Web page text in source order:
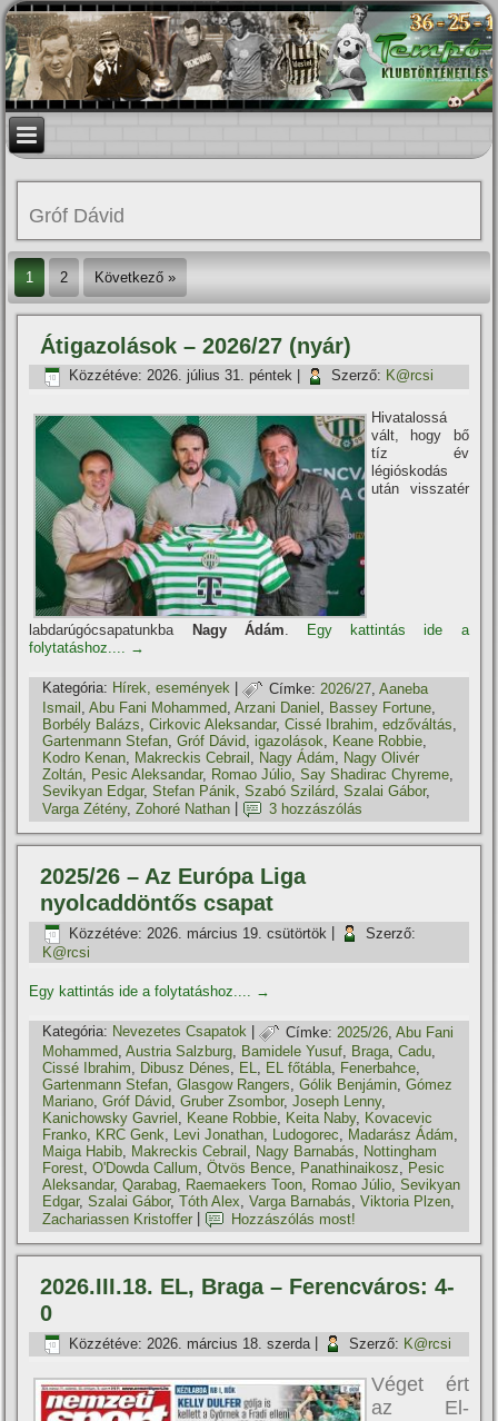
Gróf Dávid
1 2 Következő »
Átigazolások – 2026/27 (nyár)
Közzétéve: 2026. július 31. péntek Szerző: K@rcsi
Hivatalossá
vált, hogy bő
tíz év
légióskodás
után visszatér
labdarúgócsapatunkba Nagy Ádám.
Egy kattintás ide a
folytatáshoz.... →
Kategória: Hí­rek, események | Címke: 2026/27 ,Aaneba
Ismail ,Abu Fani Mohammed,Arzani Daniel , Bassey Fortune,
Borbély Balázs,Cirkovic Aleksandar,Cissé Ibrahim,edzőváltás,
Gartenmann Stefan,Gróf Dávid,igazolások, Keane Robbie,
Kodro Kenan, Makreckis Cebrail , Nagy Ádám, Nagy Olivér
Zoltán, Pesic Aleksandar, Romao Júlio,Say Shadirac Chyreme,
Sevikyan Edgar,Stefan Pánik,Szabó Szilárd,Szalai Gábor,
Varga Zétény,Zohoré Nathan 3 hozzászólás
2025/26 – Az Európa Liga
nyolcaddöntős csapat
Közzétéve: 2026. március 19. csütörtök
Szerző:
K@rcsi
Egy kattintás ide a folytatáshoz.... →
Kategória: Nevezetes Csapatok | Címke: 2025/26 ,Abu Fani
Mohammed,Austria Salzburg, Bamidele Yusuf, Braga,Cadu,
Cissé Ibrahim, Dibusz Dénes, EL, EL főtábla, Fenerbahce,
Gartenmann Stefan,Glasgow Rangers,Gólik Benjámin,Gómez
Mariano,Gróf Dávid,Gruber Zsombor,Joseph Lenny,
Kanichowsky Gavriel , Keane Robbie, Keita Naby, Kovacevic
Franko, KRC Genk, Levi Jonathan, Ludogorec, Madarász Ádám,
Maiga Habib, Makreckis Cebrail , Nagy Barnabás, Nottingham
Forest,O'Dowda Callum,Ötvös Bence, Panathinaikosz, Pesic
Aleksandar,Qarabag, Raemaekers Toon, Romao Júlio,Sevikyan
Edgar,Szalai Gábor,Tóth Alex,Varga Barnabás,Viktoria Plzen,
Zachariassen Kristoffer
Hozzászólás most!
2026.III.18. EL, Braga – Ferencváros: 4-
0
Közzétéve: 2026. március 18. szerda Szerző: K@rcsi
Véget ért
az El-